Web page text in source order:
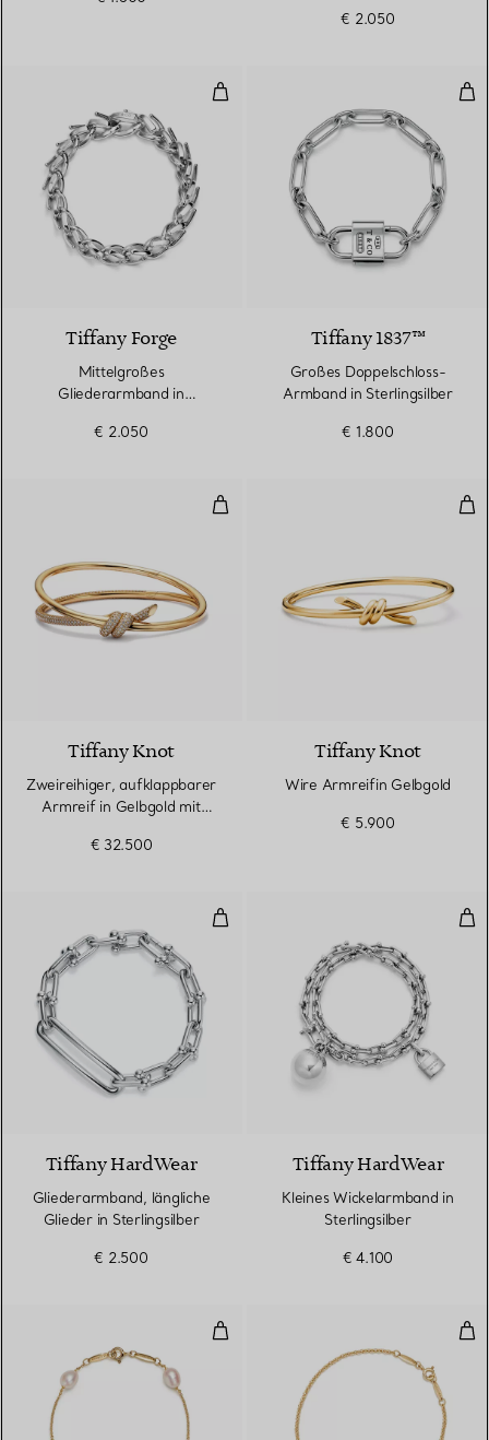
€ 2.050
Mittelgroßes Gliederarmband in
Tiffany Forge
Mittelgroßes
Gliederarmband in
Sterlingsilber
€ 2.050
Tiffany 1837™
Großes Doppelschloss-
Armband in Sterlingsilber
€ 1.800
Zweireihiger, aufklappbarer
Tiffany Knot
Zweireihiger, aufklappbarer
Armreif in Gelbgold mit
€ 32.500
Tiffany Knot
Wire Armreifin Gelbgold
€ 5.900
Gliederarmband, längliche
Tiffany HardWear
Gliederarmband, längliche
Glieder in Sterlingsilber
€ 2.500
Tiffany HardWear
Kleines Wickelarmband in
Sterlingsilber
€ 4.100
Pearls by the Yard™ Armband